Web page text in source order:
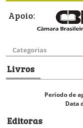
Apoio:
Categorias
Livros
Período de
Data
Editoras